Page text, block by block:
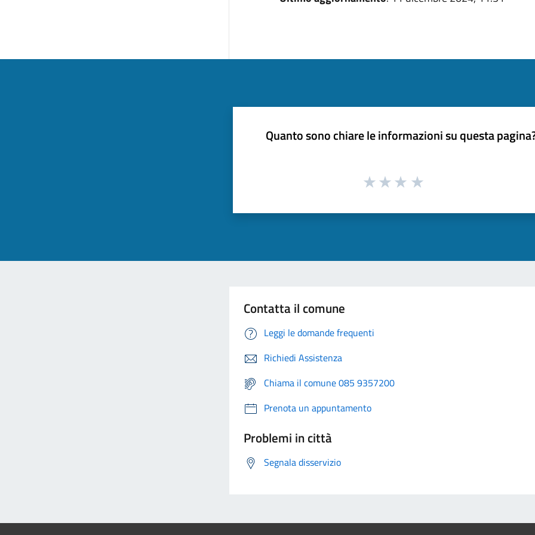
Quanto sono chiare le informazioni su questa
Contatta il comune
Leggi le domande frequenti
Richiedi Assistenza
Chiama il comune 085 9357200
Prenota un appuntamento
Problemi in città
Segnala disservizio